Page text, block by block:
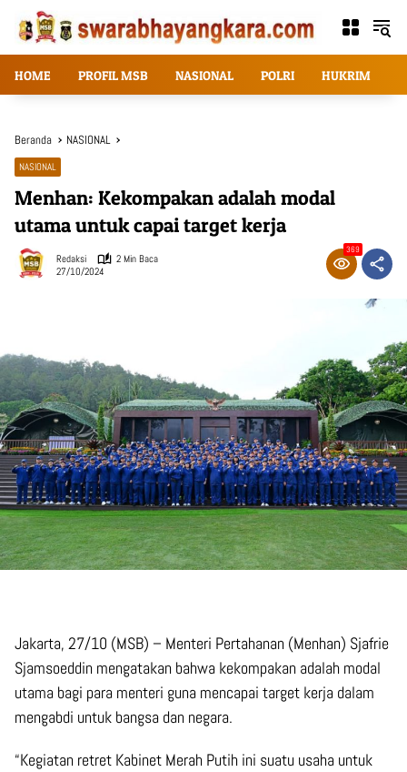
Langsung
konten
HOME PROFIL MSB NASIONAL POLRI HUKRIM
Beranda NASIONAL
NASIONAL
Menhan: Kekompakan adalah modal
utama untuk capai target kerja
Redaksi
2 Min Baca
27/10/2024
369
Jakarta, 27/10 (MSB) – Menteri Pertahanan (Menhan) Sjafrie
Sjamsoeddin mengatakan bahwa kekompakan adalah modal
utama bagi para menteri guna mencapai target kerja dalam
mengabdi untuk bangsa dan negara.
“Kegiatan retret Kabinet Merah Putih ini suatu usaha untuk